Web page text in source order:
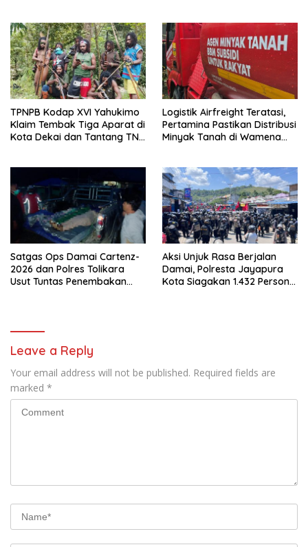
TPNPB Kodap XVI Yahukimo
Klaim Tembak Tiga Aparat di
Kota Dekai dan Tantang TNI-
Logistik Airfreight Teratasi,
Pertamina Pastikan Distribusi
Minyak Tanah di Wamena
Satgas Ops Damai Cartenz-
2026 dan Polres Tolikara
Usut Tuntas Penembakan
Aksi Unjuk Rasa Berjalan
Damai, Polresta Jayapura
Kota Siagakan 1.432 Personel
Leave a Reply
Your email address will not be published. Required fields are
marked *